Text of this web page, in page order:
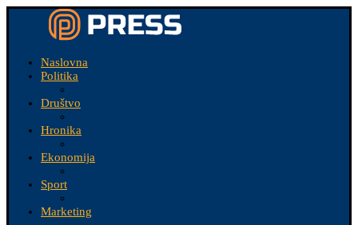
Naslovna
Politika
Društvo
Hronika
Ekonomija
Sport
Marketing